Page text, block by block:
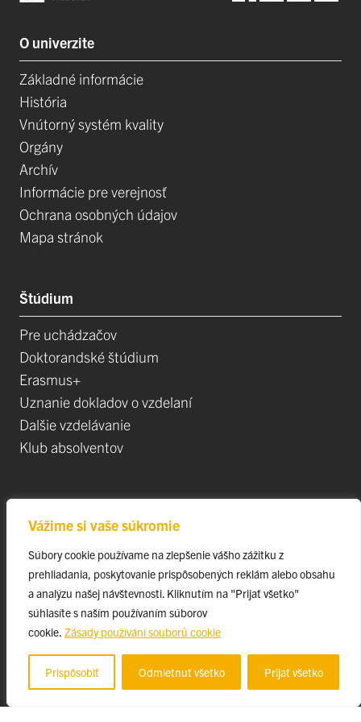
Vážime si vaše súkromie
Súbory cookie používame na zlepšenie vášho zážitku z
prehliadania, poskytovanie prispôsobených reklám alebo obsahu
a analýzu našej návštevnosti. Kliknutím na "Prijať všetko"
súhlasíte s naším používaním súborov
cookie. Zásady používání souborů cookie
Prispôsobiť Odmietnuť všetko Prijať všetko
O univerzite
Základné informácie
História
Vnútorný systém kvality
Orgány
Archív
Informácie pre verejnosť
Ochrana osobných údajov
Mapa stránok
Štúdium
Pre uchádzačov
Doktorandské štúdium
Erasmus+
Uznanie dokladov o vzdelaní
Dalšie vzdelávanie
Klub absolventov
Projekty
Špičkové tímy
TIP-UPJŠ
Vedecké parky
Evidencia publikačnej činnosti
Habilitačné a vymenúvacie konania